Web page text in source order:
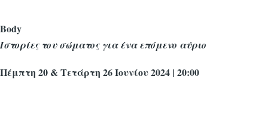
Body
Ιστορίες του σώματος για ένα επόμενο αύριο
Πέμπτη 20 & Τετάρτη 26 Ιουνίου 2024 | 20:00